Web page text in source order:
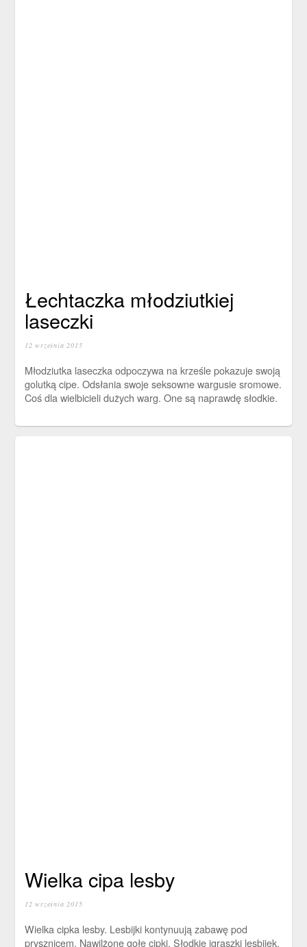
Łechtaczka młodziutkiej
laseczki
12 września 2015
Młodziutka laseczka odpoczywa na krześle pokazuje swoją
golutką cipe. Odsłania swoje seksowne wargusie sromowe.
Coś dla wielbicieli dużych warg. One są naprawdę słodkie.
Wielka cipa lesby
12 września 2015
Wielka cipka lesby. Lesbijki kontynuują zabawę pod
prysznicem. Nawilżone gołe cipki. Słodkie igraszki lesbijek.